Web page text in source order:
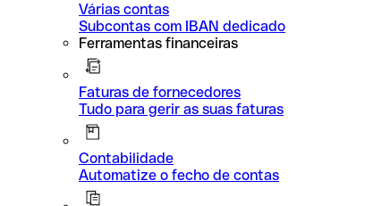
Várias contas
Subcontas com IBAN dedicado
Ferramentas financeiras
Faturas de fornecedores
Tudo para gerir as suas faturas
Contabilidade
Automatize o fecho de contas